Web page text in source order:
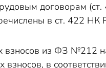
договорам
в ст. 422 НК
взносов из ФЗ
взносов, в